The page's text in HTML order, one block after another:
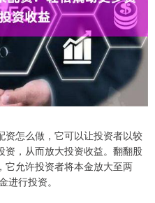
资怎么做，它可以让投资者以较
资，从而放大投资收益。翻翻股
它允许投资者将本金放大至两
进行投资。